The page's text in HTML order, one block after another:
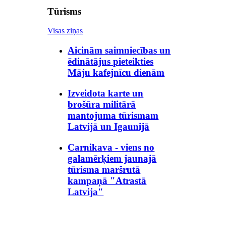
Tūrisms
Visas ziņas
Aicinām saimniecības un
ēdinātājus pieteikties
Māju kafejnīcu dienām
Izveidota karte un
brošūra militārā
mantojuma tūrismam
Latvijā un Igaunijā
Carnikava - viens no
galamērķiem jaunajā
tūrisma maršrutā
kampaņā "Atrastā
Latvija"